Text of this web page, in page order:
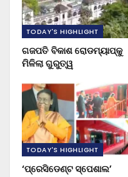
TODAY'S HIGHLIGHT
ଗଜପତି ବିକାଶ ରୋଡମ୍ୟାପ୍‌କୁ
ମିଳିଲା ଗୁରୁତ୍ୱ
TODAY'S HIGHLIGHT
‘ପ୍ରେସିଡେଣ୍ଟ ସ୍ପେଶାଲ’